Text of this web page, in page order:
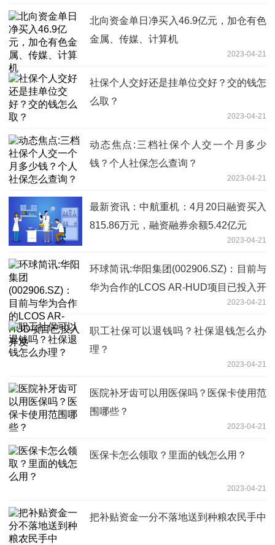
北向资金单日净买入46.9亿元，加仓有色
金属、传媒、计算机
2023-04-21
社保个人交好还是挂单位交好？交的钱怎
么取？
2023-04-21
动态焦点:三档社保个人交一个月多少
钱？个人社保怎么查询？
2023-04-21
最新资讯：中航重机：4月20日融资买入
815.86万元，融资融券余额5.42亿元
2023-04-21
环球简讯:华阳集团(002906.SZ)：目前与
华为合作的LCOS AR-HUD项目已投入开
2023-04-21
职工社保可以退钱吗？社保退钱怎么办
理？
2023-04-21
医院补牙齿可以用医保吗？医保卡使用范
围哪些？
2023-04-21
医保卡怎么领取？里面的钱怎么用？
2023-04-21
把补贴资金一分不落地送到种粮农民手中